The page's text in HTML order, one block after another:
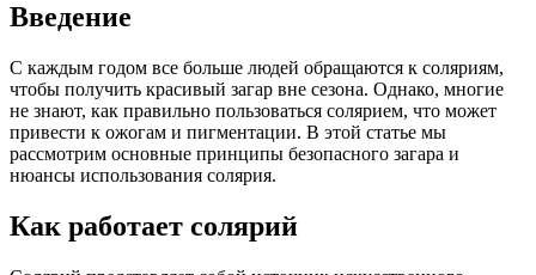
Введение
С каждым годом все больше людей обращаются к соляриям,
чтобы получить красивый загар вне сезона. Однако, многие
не знают, как правильно пользоваться солярием, что может
привести к ожогам и пигментации. В этой статье мы
рассмотрим основные принципы безопасного загара и
нюансы использования солярия.
Как работает солярий